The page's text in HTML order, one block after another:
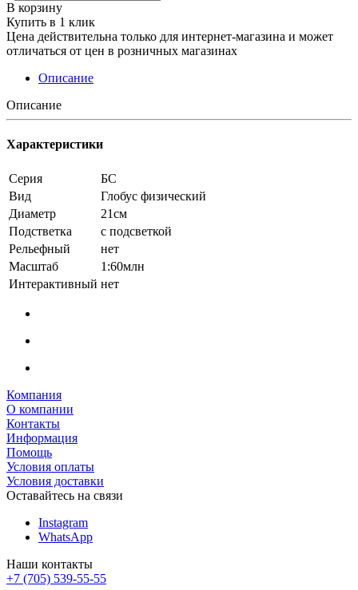
В корзину
Купить в 1 клик
Цена действительна только для интернет-магазина и может
отличаться от цен в розничных магазинах
Описание
Описание
Характеристики
Серия
БС
Вид
Глобус физический
Диаметр
21см
Подстветка
с подсветкой
Рельефный
нет
Масштаб
1:60млн
Интерактивный нет
Компания
О компании
Контакты
Информация
Помощь
Условия оплаты
Условия доставки
Оставайтесь на связи
Instagram
WhatsApp
Наши контакты
+7 (705) 539-55-55